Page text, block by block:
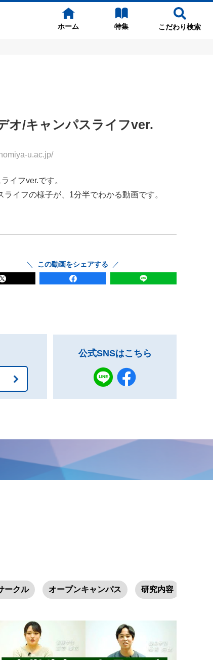
ホーム 特集 こだわり検索
オ/キャンパスライフver.
u.ac.jp/
イフver.です。
イフの様子が、1分半でわかる動画です。
この動画をシェアする
公式SNSはこちら
ークル オープンキャンパス 研究内容